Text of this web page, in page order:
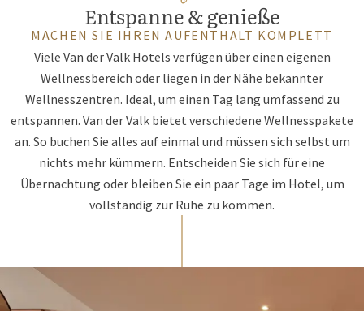
Entspanne & genieße
MACHEN SIE IHREN AUFENTHALT KOMPLETT
Viele Van der Valk Hotels verfügen über einen eigenen
Wellnessbereich oder liegen in der Nähe bekannter
Wellnesszentren. Ideal, um einen Tag lang umfassend zu
entspannen. Van der Valk bietet verschiedene Wellnesspakete
an. So buchen Sie alles auf einmal und müssen sich selbst um
nichts mehr kümmern. Entscheiden Sie sich für eine
Übernachtung oder bleiben Sie ein paar Tage im Hotel, um
vollständig zur Ruhe zu kommen.